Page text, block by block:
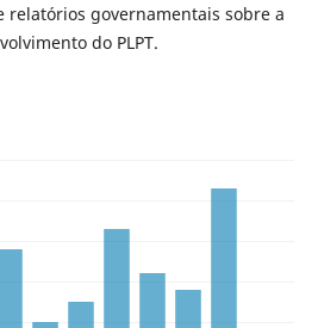
relatórios governamentais sobre a
do PLPT.